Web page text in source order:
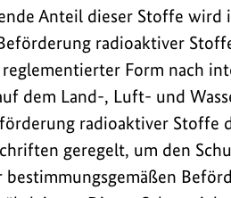
Anteil dieser Stoffe wird
radioaktiver
Form nach
dem Land-, Luft- und
radioaktiver Stoffe
geregelt, um den